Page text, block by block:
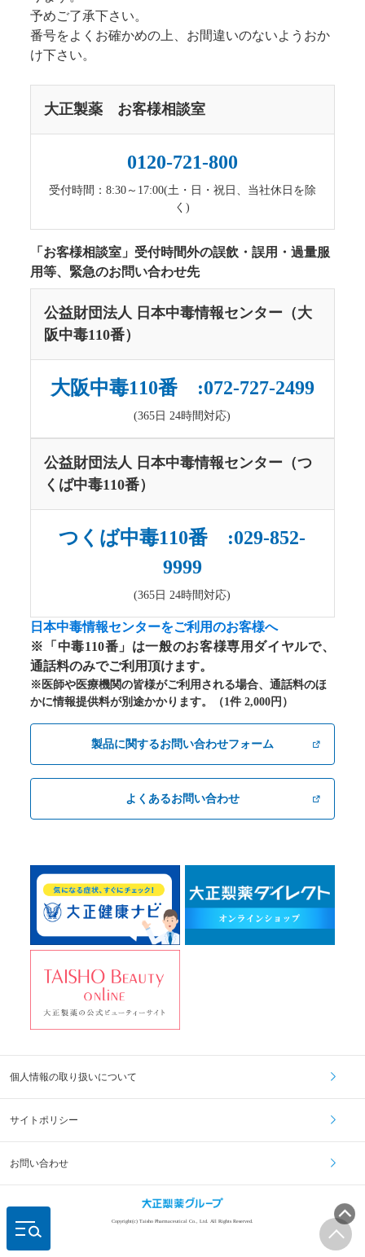
予めご了承下さい。
番号をよくお確かめの上、お間違いのないようおか
け下さい。
大正製薬 お客様相談室
0120-721-800
受付時間：8:30～17:00(土・日・祝日、当社休日を除
く)
「お客様相談室」受付時間外の誤飲・誤用・過量服
用等、緊急のお問い合わせ先
公益財団法人 日本中毒情報センター（大
阪中毒110番）
大阪中毒110番 :072-727-2499
(365日 24時間対応)
公益財団法人 日本中毒情報センター（つ
くば中毒110番）
つくば中毒110番 :029-852-
9999
(365日 24時間対応)
日本中毒情報センターをご利用のお客様へ
※「中毒110番」は一般のお客様専用ダイヤルで、
通話料のみでご利用頂けます。
※医師や医療機関の皆様がご利用される場合、通話料のほ
かに情報提供料が別途かかります。（1件 2,000円）
製品に関するお問い合わせフォーム
よくあるお問い合わせ
個人情報の取り扱いについて
サイトポリシー
お問い合わせ
Copyright(c) Taisho Pharmaceutical Co., Ltd. All Rights Reserved.